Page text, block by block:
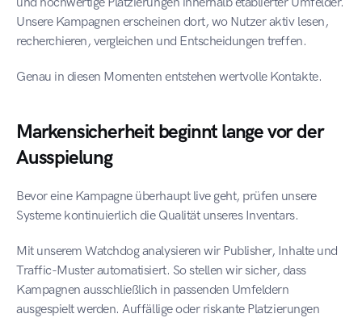
Unsere Kampagnen erscheinen dort, wo Nutzer aktiv lesen,
recherchieren, vergleichen und Entscheidungen treffen.
Genau in diesen Momenten entstehen wertvolle Kontakte.
Marken­sicherheit beginnt lange vor der
Ausspielung
Bevor eine Kampagne überhaupt live geht, prüfen unsere
Systeme kontinuierlich die Qualität unseres Inventars.
Mit unserem Watchdog analysieren wir Publisher, Inhalte und
Traffic-Muster automatisiert. So stellen wir sicher, dass
Kampagnen ausschließlich in passenden Umfeldern
ausgespielt werden. Auffällige oder riskante Platzierungen